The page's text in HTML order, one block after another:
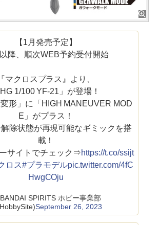
【1月発売予定】
降、順次WEB予約受付開始
『マクロスプラス』より、
HG 1/100 YF-21」が登場！
変形」に「HIGH MANEUVER MOD
E」がプラス！
除状態が再現可能なギミックを搭
載！
サイトでチェック⇒https://t.co/ssijt
ロス#プラモデルpic.twitter.com/4fC
HwgCOju
SPIRITS ホビー事業部
September 26, 2023